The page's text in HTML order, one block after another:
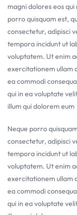
magni dolores eos
porro quisquam est,
consectetur, adipisci
tempora incidunt ut
voluptatem. Ut enim
exercitationem ullam
ea commodi
qui in ea voluptate
illum qui dolorem eum
Neque porro
consectetur, adipisci
tempora incidunt ut
voluptatem. Ut enim
exercitationem ullam
ea commodi
qui in ea voluptate